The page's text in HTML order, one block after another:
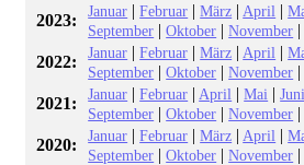
2023: Januar |Februar |März | April |
September |Oktober |November
2022: Januar |Februar |März | April |
September |Oktober |November
2021: Januar |Februar | April |Mai |Juni
September |Oktober |November
2020: Januar |Februar |März | April |
September |Oktober |November